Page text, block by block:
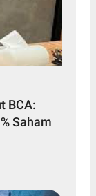
BCA:
Saham